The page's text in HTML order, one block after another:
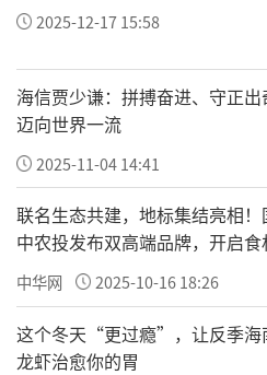
之前在国内三大顶级城
的大湾区与以江浙沪为
现惹眼，长期你追赶我
2025-12-17 15:58
海信贾少谦：拼搏奋进、守正出
迈向世界一流
2025-11-04 14:41
联名生态共建，地标集结亮相！
中农投发布双高端品牌，开启食
纪元
中华网 2025-10-16 18:26
这个冬天“更过瘾”，让反季海
龙虾治愈你的胃